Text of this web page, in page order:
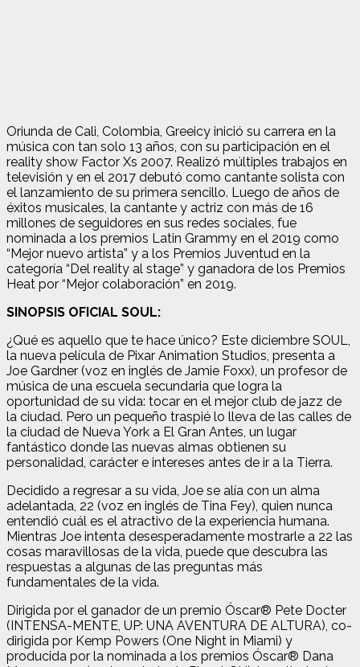
Oriunda de Cali, Colombia, Greeicy inició su carrera en la
música con tan solo 13 años, con su participación en el
reality show Factor Xs 2007. Realizó múltiples trabajos en
televisión y en el 2017 debutó como cantante solista con
el lanzamiento de su primera sencillo. Luego de años de
éxitos musicales, la cantante y actriz con más de 16
millones de seguidores en sus redes sociales, fue
nominada a los premios Latin Grammy en el 2019 como
“Mejor nuevo artista” y a los Premios Juventud en la
categoría “Del reality al stage” y ganadora de los Premios
Heat por “Mejor colaboración” en 2019.
SINOPSIS OFICIAL SOUL:
¿Qué es aquello que te hace único? Este diciembre SOUL,
la nueva película de Pixar Animation Studios, presenta a
Joe Gardner (voz en inglés de Jamie Foxx), un profesor de
música de una escuela secundaria que logra la
oportunidad de su vida: tocar en el mejor club de jazz de
la ciudad. Pero un pequeño traspié lo lleva de las calles de
la ciudad de Nueva York a El Gran Antes, un lugar
fantástico donde las nuevas almas obtienen su
personalidad, carácter e intereses antes de ir a la Tierra.
Decidido a regresar a su vida, Joe se alía con un alma
adelantada, 22 (voz en inglés de Tina Fey), quien nunca
entendió cuál es el atractivo de la experiencia humana.
Mientras Joe intenta desesperadamente mostrarle a 22 las
cosas maravillosas de la vida, puede que descubra las
respuestas a algunas de las preguntas más
fundamentales de la vida.
Dirigida por el ganador de un premio Óscar® Pete Docter
(INTENSA-MENTE, UP: UNA AVENTURA DE ALTURA), co-
dirigida por Kemp Powers (One Night in Miami) y
producida por la nominada a los premios Óscar® Dana